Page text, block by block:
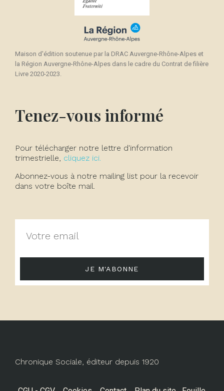
Maison d'édition soutenue par la DRAC Auvergne-Rhône-Alpes et
la Région Auvergne-Rhône-Alpes dans le cadre du Contrat de filière
Livre 2020-2023.
Tenez-vous informé
Pour télécharger notre lettre d'information
trimestrielle, cliquez ici.
Abonnez-vous à notre mailing list pour la recevoir
dans votre boîte mail.
JE M'ABONNE
Chronique Sociale, éditeur depuis 1920